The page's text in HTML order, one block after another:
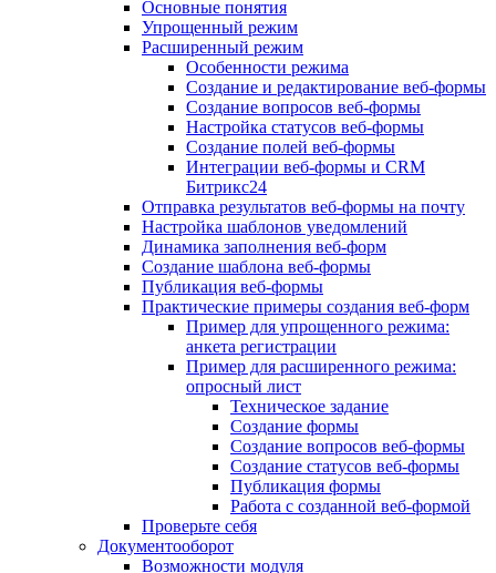
Основные понятия
Упрощенный режим
Расширенный режим
Особенности режима
Создание и редактирование веб-формы
Создание вопросов веб-формы
Настройка статусов веб-формы
Создание полей веб-формы
Интеграции веб-формы и CRM
Битрикс24
Отправка результатов веб-формы на почту
Настройка шаблонов уведомлений
Динамика заполнения веб-форм
Создание шаблона веб-формы
Публикация веб-формы
Практические примеры создания веб-форм
Пример для упрощенного режима:
анкета регистрации
Пример для расширенного режима:
опросный лист
Техническое задание
Создание формы
Создание вопросов веб-формы
Создание статусов веб-формы
Публикация формы
Работа с созданной веб-формой
Проверьте себя
Документооборот
Возможности модуля